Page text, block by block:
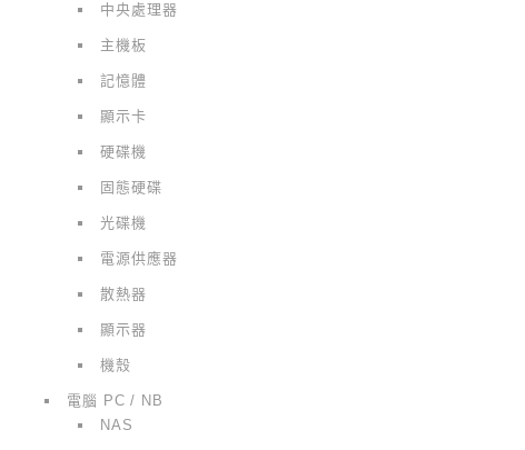
中央處理器
主機板
記憶體
顯示卡
硬碟機
固態硬碟
光碟機
電源供應器
散熱器
顯示器
機殼
電腦 PC / NB
NAS